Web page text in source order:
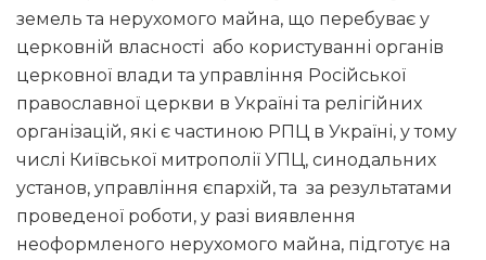
земель та нерухомого майна, що перебуває у
церковній власності або користуванні органів
церковної влади та управління Російської
православної церкви в Україні та релігійних
організацій, які є частиною РПЦ в Україні, у тому
числі Київської митрополії УПЦ, синодальних
установ, управління єпархій, та за результатами
проведеної роботи, у разі виявлення
неоформленого нерухомого майна, підготує на